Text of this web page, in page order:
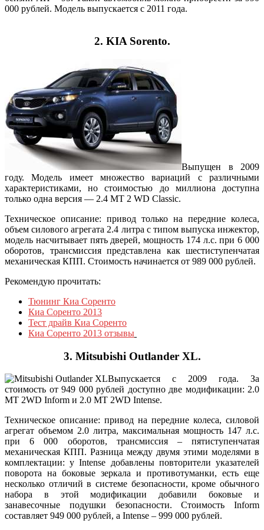
000 рублей. Модель выпускается с 2011 года.
2. KIA Sorento.
Выпущен в 2009
году. Модель имеет множество вариаций с различными
характеристиками, но стоимостью до миллиона доступна
только одна версия — 2.4 МТ 2 WD Classic.
Техническое описание: привод только на передние колеса,
объем силового агрегата 2.4 литра с типом выпуска инжектор,
модель насчитывает пять дверей, мощность 174 л.с. при 6 000
оборотов, трансмиссия представлена как шестиступенчатая
механическая КПП. Стоимость начинается от 989 000 рублей.
Рекомендую прочитать:
Тюнинг Киа Соренто
Киа Соренто 2013
Тест драйв Киа Соренто
Киа Соренто 2013 отзывы
3. Mitsubishi Оutlandеr XL.
Выпускается с 2009 года. За
стоимость от 949 000 рублей доступно две модификации: 2.0
МТ 2WD Inform и 2.0 МТ 2WD Intense.
Техническое описание: привод на передние колеса, силовой
агрегат объемом 2.0 литра, максимальная мощность 147 л.с.
при 6 000 оборотов, трансмиссия – пятиступенчатая
механическая КПП. Разница между двумя этими моделями в
комплектации: у Intense добавлены повторители указателей
поворота на боковые зеркала и противотуманки, есть еще
несколько отличий в системе безопасности, кроме обычного
набора в этой модификации добавили боковые и
занавесочные подушки безопасности. Стоимость Inform
составляет 949 000 рублей, а Intense – 999 000 рублей.